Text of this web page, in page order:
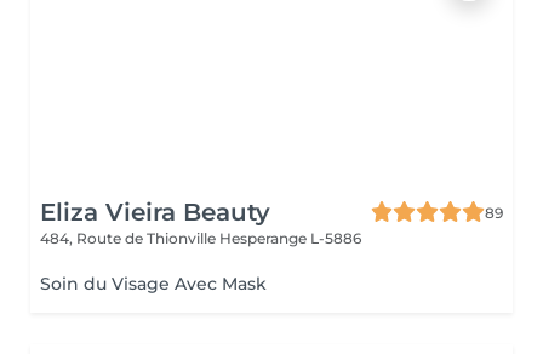
Eliza Vieira Beauty
89
484, Route de Thionville Hesperange L-5886
Soin du Visage Avec Mask